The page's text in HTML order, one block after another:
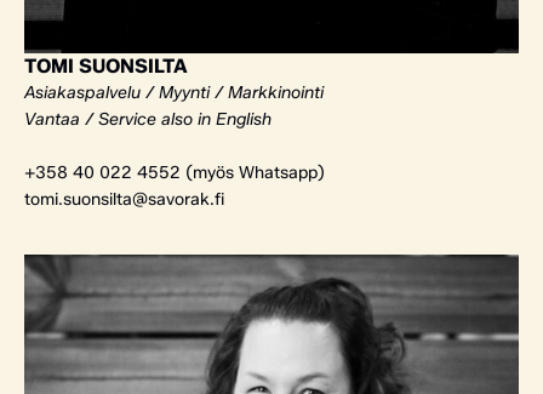
TOMI SUONSILTA
Asiakaspalvelu / Myynti / Markkinointi
Vantaa / Service also in English
+358 40 022 4552 (myös Whatsapp)
tomi.suonsilta@savorak.fi